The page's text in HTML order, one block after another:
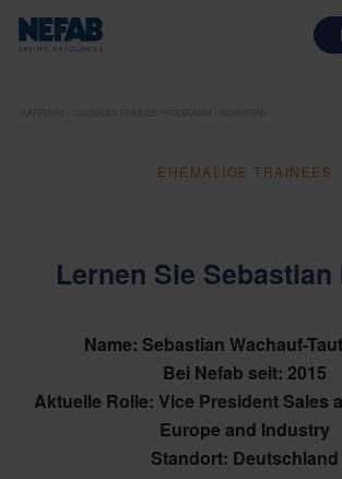
EHEMALIGE TRAINEES
KARRIERE GLOBALES TRAINEE-PROGRAMM SEBASTIAN
Lernen Sie Sebastian
Name: Sebastian Wachauf-
Bei Nefab seit: 2015
Aktuelle Rolle: Vice President Sales
Europe and Industry
Standort: Deutschland